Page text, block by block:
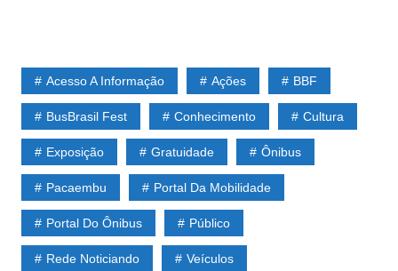
Acesso A Informação Ações BBF
BusBrasil Fest Conhecimento Cultura
Exposição Gratuidade Ônibus
Pacaembu Portal Da Mobilidade
Portal Do Ônibus Público
Rede Noticiando Veículos